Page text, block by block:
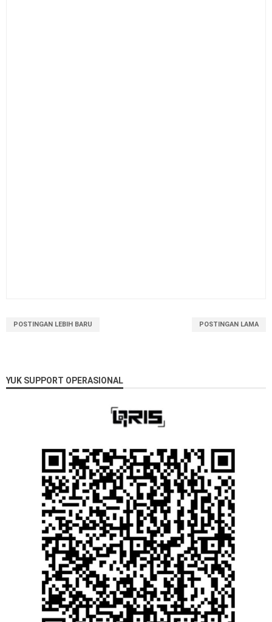
POSTINGAN LEBIH BARU POSTINGAN LAMA
YUK SUPPORT OPERASIONAL